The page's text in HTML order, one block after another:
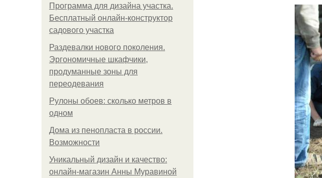
Программа для дизайна участка.
Бесплатный онлайн-конструктор
садового участка
Раздевалки нового поколения.
Эргономичные шкафчики,
продуманные зоны для
переодевания
Рулоны обоев: сколько метров в
одном
Дома из пенопласта в россии.
Возможности
Уникальный дизайн и качество:
онлайн-магазин Анны Муравиной